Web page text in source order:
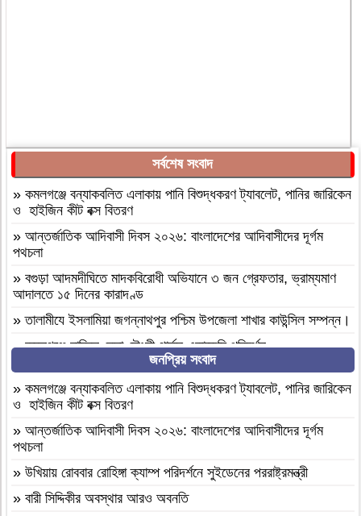
সর্বশেষ সংবাদ
» কমলগঞ্জে বন্যাকবলিত এলাকায় পানি বিশুদ্ধকরণ ট্যাবলেট, পানির জারিকেন
ও হাইজিন কীট বক্স বিতরণ
» আন্তর্জাতিক আদিবাসী দিবস ২০২৬: বাংলাদেশের আদিবাসীদের দূর্গম
পথচলা
» বগুড়া আদমদীঘিতে মাদকবিরোধী অভিযানে ৩ জন গ্রেফতার, ভ্রাম্যমাণ
আদালতে ১৫ দিনের কারাদণ্ড
»‎তালামীযে ইসলামিয়া জগন্নাথপুর পশ্চিম উপজেলা শাখার কাউন্সিল সম্পন্ন।
»কমলগঞ্জে হাবিবুন নেছা চৌধুরী গার্লস একাডেমি পরিদর্শন
»আসামীরা জামিনে মুক্ত; মামলা আপোষের প্রস্তাব; বাদীর পরিবারকে হুমকি-
ধামকিকমলগঞ্জে বহুল আলোচিত স্কুল শিক্ষিকা হত্যার অভিযোগপত্র দাখিল
»
কমলগঞ্জে নিরাপদ সড়ক চাই এর পরিচিতি সভা অনুষ্ঠিত
» শোক সংবাদ॥ রসমোহন সিংহ ॥
ফ্যাসিবাদবিরোধী সমন্বিত শক্তির ফল জুলাই আন্দোলন: রেদোয়ান মাজহারি
বগুড়া আদমদীঘিতে হিন্দু গৃহবধূকে শ্লীলতাহানির চেষ্টার অভিযোগে
গ্রেপ্তার-১
জনপ্রিয় সংবাদ
» কমলগঞ্জে বন্যাকবলিত এলাকায় পানি বিশুদ্ধকরণ ট্যাবলেট, পানির জারিকেন
ও হাইজিন কীট বক্স বিতরণ
» আন্তর্জাতিক আদিবাসী দিবস ২০২৬: বাংলাদেশের আদিবাসীদের দূর্গম
পথচলা
» উখিয়ায় রোববার রোহিঙ্গা ক্যাম্প পরিদর্শনে সুইডেনের পররাষ্ট্রমন্ত্রী
» বারী সিদ্দিকীর অবস্থার আরও অবনতি